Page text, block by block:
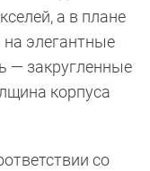
а в плане
на элегантные
— закругленные
корпуса
со